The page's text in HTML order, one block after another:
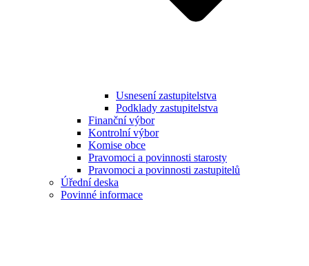
Usnesení zastupitelstva
Podklady zastupitelstva
Finanční výbor
Kontrolní výbor
Komise obce
Pravomoci a povinnosti starosty
Pravomoci a povinnosti zastupitelů
Úřední deska
Povinné informace